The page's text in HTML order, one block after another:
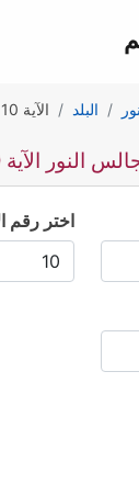
البلد الآية 10
النور الآية 10
اختر رقم